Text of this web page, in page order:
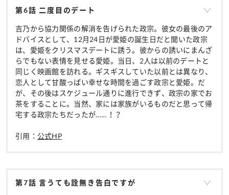
第6話 二度目のデート
吉乃から協力関係の解消を告げられた政宗。彼女の最後のア
ドバイスとして、12月24日が愛姫の誕生日だと聞いた政宗
は、愛姫をクリスマスデートに誘う。彼からの誘いにまんざ
らでもない表情を見せる愛姫。当日、2人は以前のデートと
同じく映画館を訪れる。ギスギスしていた以前とは異なり、
恋人として甘酸っぱい幸せな時間を過ごす政宗と愛姫。だ
が、その後はスケジュール通りに進行できず、政宗の家でお
茶をすることに。当然、家には家族がいるものだと思って帰
宅する政宗たちだったが……！？
引用： 公式HP
第7話 言うても詮無き告白ですが